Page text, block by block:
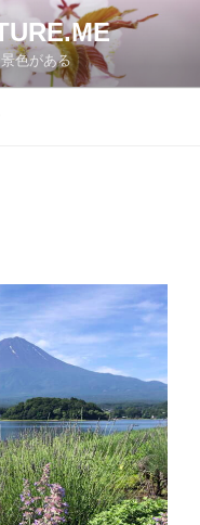
色がある